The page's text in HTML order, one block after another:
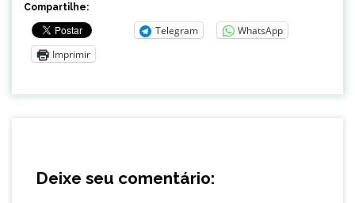
Compartilhe:
Telegram
WhatsApp
Imprimir
Deixe seu comentário: